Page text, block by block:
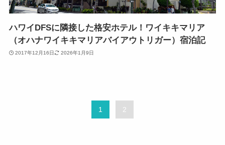
ハワイDFSに隣接した格安ホテル！ワイキキマリア
（オハナワイキキマリアバイアウトリガー）宿泊記
2017年12月16日 2026年1月9日
1 2